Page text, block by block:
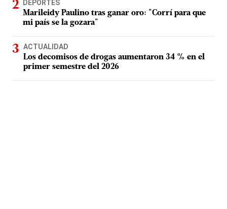
DEPORTES
Marileidy Paulino tras ganar oro: "Corrí para que
mi país se la gozara"
ACTUALIDAD
Los decomisos de drogas aumentaron 34 % en el
primer semestre del 2026